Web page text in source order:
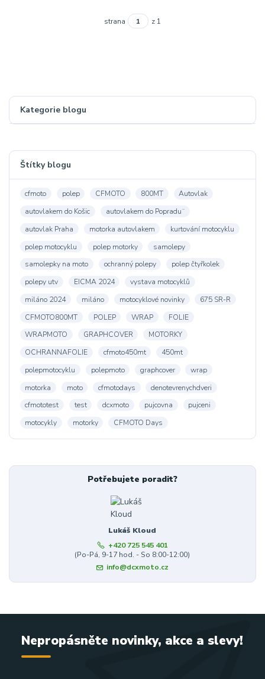
Kategorie blogu
Štítky blogu
cfmoto polep CFMOTO 800MT
Autovlak
autovlakem do Košic
autovlakem do Popradu¨
autovlak Praha
motorka autovlakem
kurtování motocyklu
polep motocyklu
polep motorky
samolepy
samolepky na moto
ochranný polepy
polep čtyřkolek
polepy utv
EICMA 2024
vystava motocyklů
miláno 2024
miláno motocyklové novinky
675 SR-R
CFMOTO800MT
POLEP WRAP
FOLIE
WRAPMOTO
GRAPHCOVER
MOTORKY
OCHRANNAFOLIE
cfmoto450mt
450mt
polepmotocyklu
polepmoto graphcover
wrap
motorka
moto cfmotodays
denotevrenychdveri
cfmototest
test dcxmoto pujcovna
pujceni
motocykly
motorky CFMOTO Days
Potřebujete poradit?
Lukáš Kloud
+420 725 545 401
(Po-Pá, 9-17 hod. - So 8:00-12:00)
info@dcxmoto.cz
strana z 1
Nepropásněte novinky, akce a slevy!